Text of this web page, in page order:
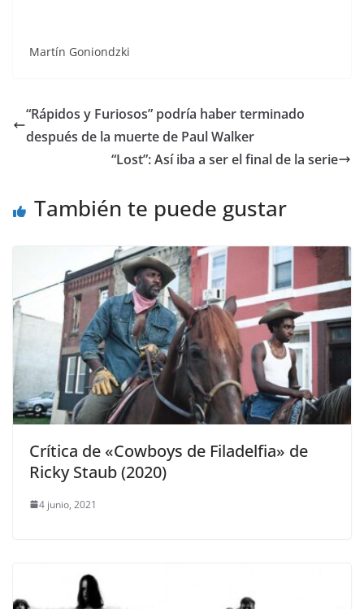
Martín Goniondzki
“Rápidos y Furiosos” podría haber terminado
después de la muerte de Paul Walker
“Lost”: Así iba a ser el final de la serie
También te puede gustar
Crítica de «Cowboys de Filadelfia» de
Ricky Staub (2020)
4 junio, 2021